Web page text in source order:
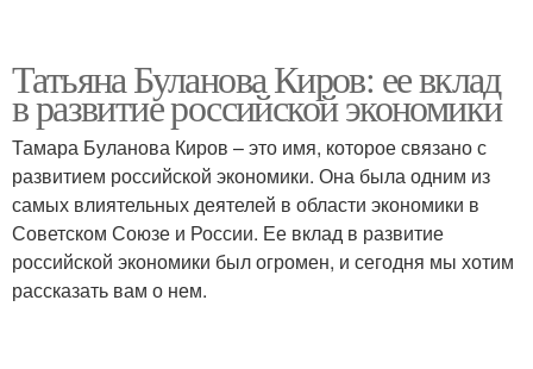
Татьяна Буланова Киров: ее вклад
в развитие российской экономики
Тамара Буланова Киров – это имя, которое связано с
развитием российской экономики. Она была одним из
самых влиятельных деятелей в области экономики в
Советском Союзе и России. Ее вклад в развитие
российской экономики был огромен, и сегодня мы хотим
рассказать вам о нем.